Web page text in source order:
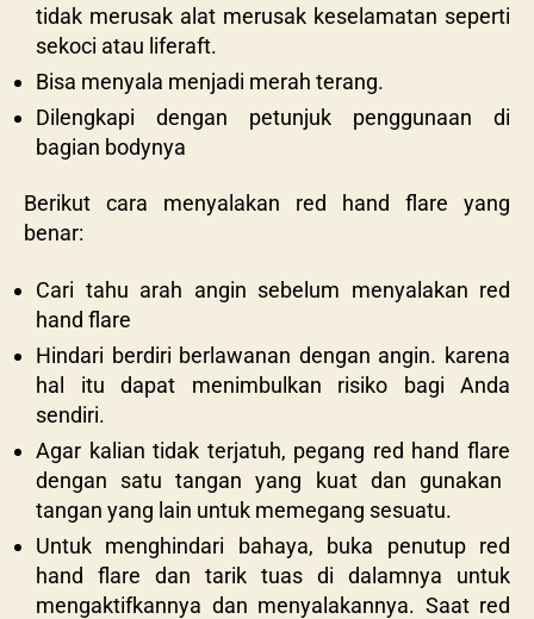
tidak merusak alat merusak keselamatan seperti
sekoci atau liferaft.
Bisa menyala menjadi merah terang.
Dilengkapi dengan petunjuk penggunaan di
bagian bodynya
Berikut cara menyalakan red hand flare yang
benar:
Cari tahu arah angin sebelum menyalakan red
hand flare
Hindari berdiri berlawanan dengan angin. karena
hal itu dapat menimbulkan risiko bagi Anda
sendiri.
Agar kalian tidak terjatuh, pegang red hand flare
dengan satu tangan yang kuat dan gunakan
tangan yang lain untuk memegang sesuatu.
Untuk menghindari bahaya, buka penutup red
hand flare dan tarik tuas di dalamnya untuk
mengaktifkannya dan menyalakannya. Saat red